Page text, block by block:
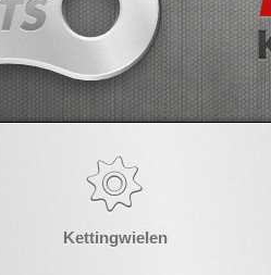
Kettingwielen